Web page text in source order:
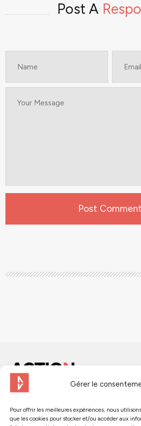
Gérer le
Pour offrir les meilleures expériences, nous
que les cookies pour stocker et/ou accéder aux
Post A